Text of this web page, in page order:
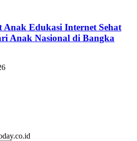
Edukasi Internet Sehat
Anak Nasional di Bangka